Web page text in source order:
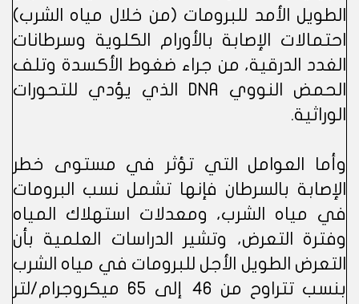
الطويل الأمد للبرومات (من خلال مياه الشرب)
احتمالات الإصابة بالأورام الكلوية وسرطانات
الغدد الدرقية، من جراء ضغوط الأكسدة وتلف
الحمض النووي DNA الذي يؤدي للتحورات
الوراثية.
وأما العوامل التي تؤثر في مستوى خطر
الإصابة بالسرطان فإنها تشمل نسب البرومات
في مياه الشرب، ومعدلات استهلاك المياه
وفترة التعرض، وتشير الدراسات العلمية بأن
التعرض الطويل الأجل للبرومات في مياه الشرب
بنسب تتراوح من 46 إلى 65 ميكروجرام/لتر